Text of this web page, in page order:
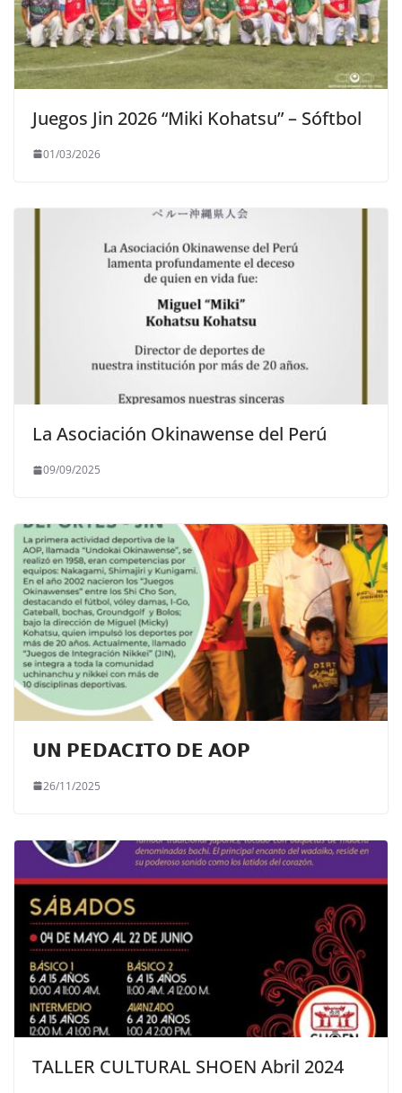
Juegos Jin 2026 “Miki Kohatsu” – Sóftbol
01/03/2026
La Asociación Okinawense del Perú
09/09/2025
𝗨𝗡 𝗣𝗘𝗗𝗔𝗖𝗜𝗧𝗢 𝗗𝗘 𝗔𝗢𝗣
26/11/2025
TALLER CULTURAL SHOEN Abril 2024